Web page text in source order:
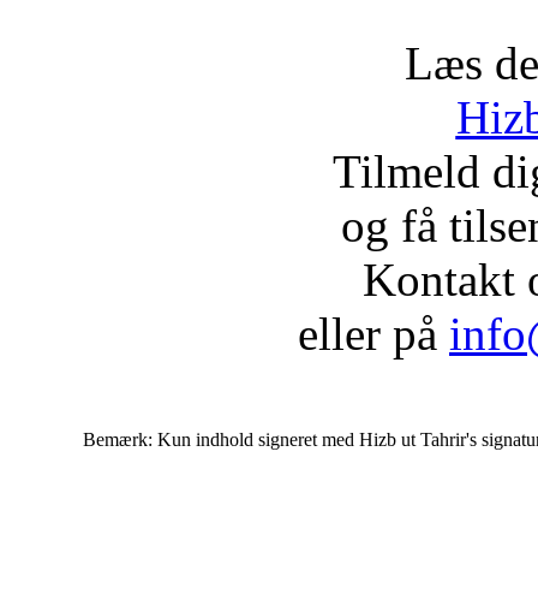
Læs
Tilmeld
og få
Kontakt
eller på
Bemærk: Kun indhold signeret med Hizb ut Tahrir's